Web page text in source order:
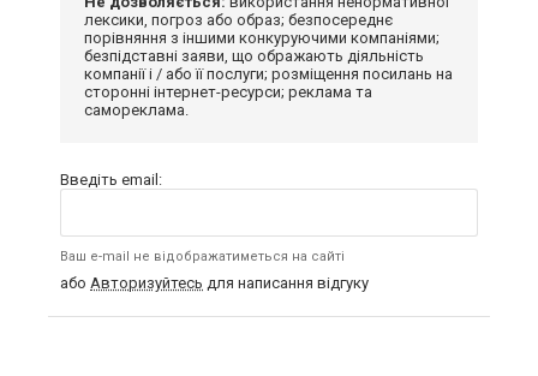
лексики, погроз або образ; безпосереднє
порівняння з іншими конкуруючими компаніями;
безпідставні заяви, що ображають діяльність
компанії і / або її послуги; розміщення посилань на
сторонні інтернет-ресурси; реклама та
самореклама.
Введіть email:
Ваш e-mail не відображатиметься на сайті
або Авторизуйтесь для написання відгуку